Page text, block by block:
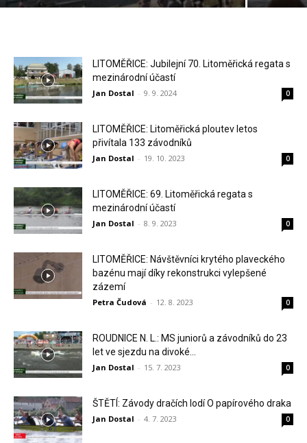
LITOMĚŘICE: Jubilejní 70. Litoměřická regata s
mezinárodní účastí
Jan Dostal - 9. 9. 2024 0
LITOMĚŘICE: Litoměřická ploutev letos
přivítala 133 závodníků
Jan Dostal - 19. 10. 2023 0
LITOMĚŘICE: 69. Litoměřická regata s
mezinárodní účastí
Jan Dostal - 8. 9. 2023 0
LITOMĚŘICE: Návštěvníci krytého plaveckého
bazénu mají díky rekonstrukci vylepšené
zázemí
Petra Čudová - 12. 8. 2023 0
ROUDNICE N. L.: MS juniorů a závodníků do 23
let ve sjezdu na divoké...
Jan Dostal - 15. 7. 2023 0
ŠTĚTÍ: Závody dračích lodí O papírového draka
Jan Dostal - 4. 7. 2023 0